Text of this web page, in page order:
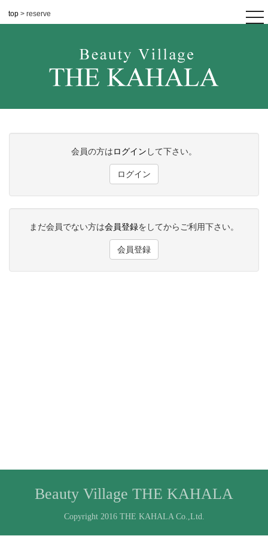
top > reserve
会員の方はログイン して下さい。
ログイン
まだ会員でない方は会員登録をしてからご利用下さい。
会員登録
Beauty Village THE KAHALA
Copyright 2016 THE KAHALA Co.,Ltd.